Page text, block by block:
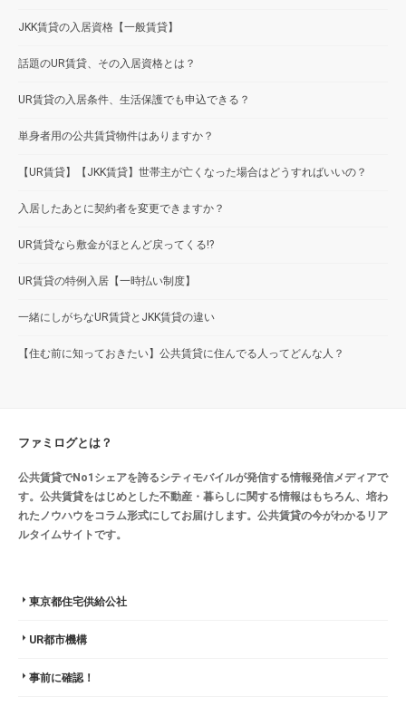
JKK賃貸の入居資格【一般賃貸】
話題のUR賃貸、その入居資格とは？
UR賃貸の入居条件、生活保護でも申込できる？
単身者用の公共賃貸物件はありますか？
【UR賃貸】【JKK賃貸】世帯主が亡くなった場合はどうすればいいの？
入居したあとに契約者を変更できますか？
UR賃貸なら敷金がほとんど戻ってくる!?
UR賃貸の特例入居【一時払い制度】
一緒にしがちなUR賃貸とJKK賃貸の違い
【住む前に知っておきたい】公共賃貸に住んでる人ってどんな人？
ファミログとは？
公共賃貸でNo1シェアを誇るシティモバイルが発信する情報発信メディアで
す。公共賃貸をはじめとした不動産・暮らしに関する情報はもちろん、培わ
れたノウハウをコラム形式にしてお届けします。公共賃貸の今がわかるリア
ルタイムサイトです。
東京都住宅供給公社
UR都市機構
事前に確認！